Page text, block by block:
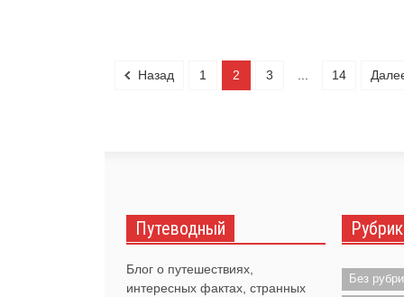
Назад 1 2 3 14
Путеводный
Блог о путешествиях,
интересных фактах, странных
Без